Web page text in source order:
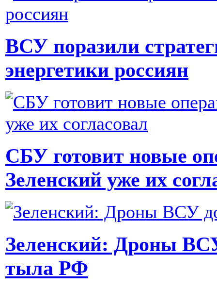
ВСУ поразили
энергетики россиян
СБУ готовит новые
Зеленский уже их
Зеленский: Дроны
тыла РФ